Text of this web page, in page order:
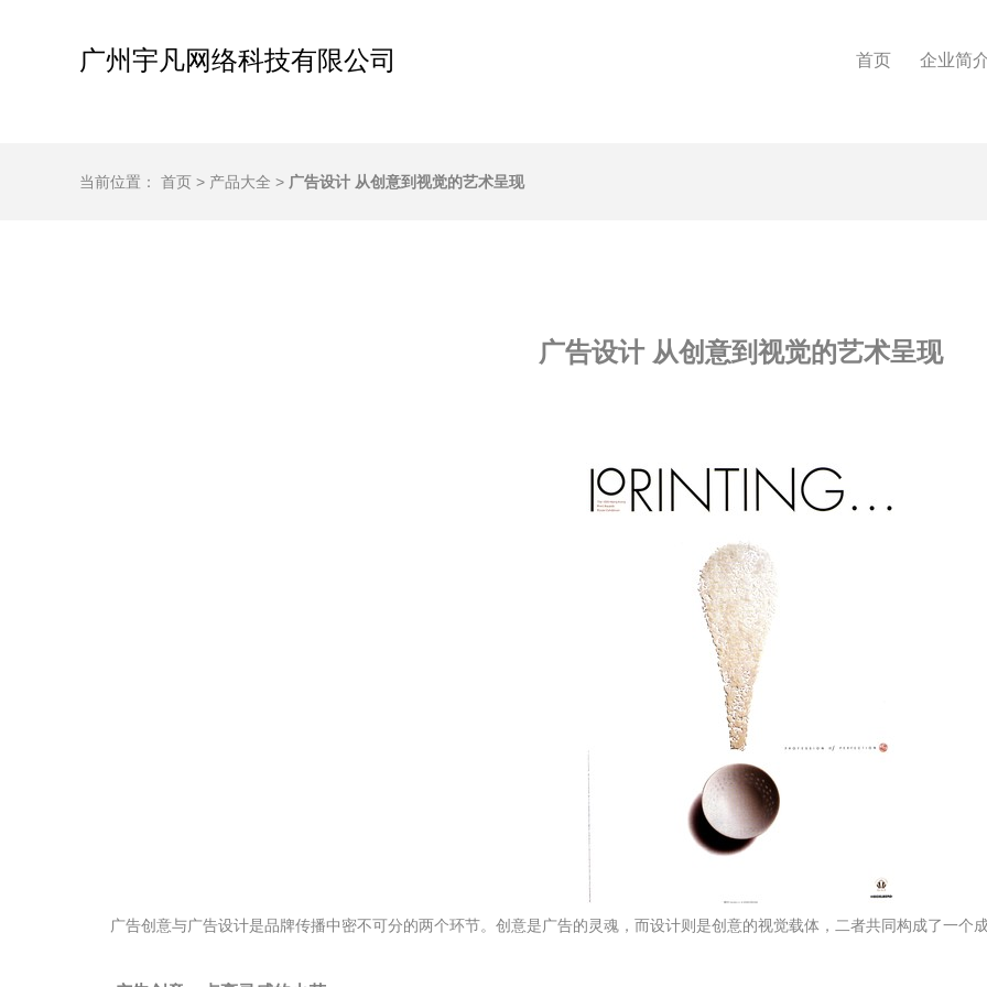
广州宇凡网络科技有限公司 首页 企业简
当前位置： 首页 > 产品大全 > 广告设计 从创意到视觉的艺术呈现
广告设计 从创意到视觉的艺术呈现
广告创意与广告设计是品牌传播中密不可分的两个环节。创意是广告的灵魂，而设计则是创意的视觉载体，二者共同构成了一个成